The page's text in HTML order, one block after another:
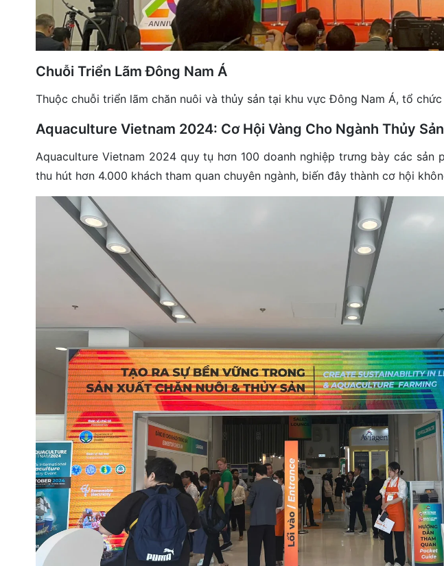
Chuỗi Triển Lãm Đông Nam Á
Thuộc chuỗi triển lãm chăn nuôi và thủy sản tại khu vực Đông Nam Á, tổ
Aquaculture Vietnam 2024: Cơ Hội Vàng Cho Ngành Thủy Sản
Aquaculture Vietnam 2024 quy tụ hơn 100 doanh nghiệp trưng bày các sản
thu hút hơn 4.000 khách tham quan chuyên ngành, biến đây thành cơ hội